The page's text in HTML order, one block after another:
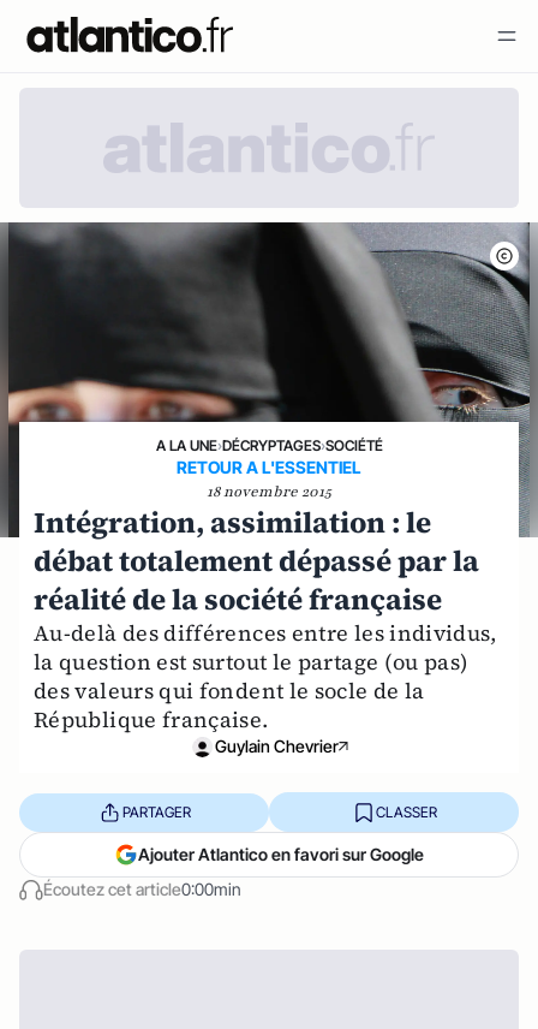
A LA UNE›DÉCRYPTAGES›SOCIÉTÉ
RETOUR A L'ESSENTIEL
18 novembre 2015
Intégration, assimilation : le
débat totalement dépassé par la
réalité de la société française
Au-delà des différences entre les individus,
la question est surtout le partage (ou pas)
des valeurs qui fondent le socle de la
République française.
Guylain Chevrier
Écoutez cet article0:00min
PARTAGER CLASSER
Ajouter Atlantico en favori sur Google